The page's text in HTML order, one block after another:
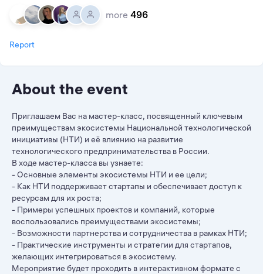
more 496
Report
About the event
Приглашаем Вас на мастер-класс, посвященный ключевым
преимуществам экосистемы Национальной технологической
инициативы (НТИ) и её влиянию на развитие
технологического предпринимательства в России.
В ходе мастер-класса вы узнаете:
- Основные элементы экосистемы НТИ и ее цели;
- Как НТИ поддерживает стартапы и обеспечивает доступ к
ресурсам для их роста;
- Примеры успешных проектов и компаний, которые
воспользовались преимуществами экосистемы;
- Возможности партнерства и сотрудничества в рамках НТИ;
- Практические инструменты и стратегии для стартапов,
желающих интегрироваться в экосистему.
Мероприятие будет проходить в интерактивном формате с